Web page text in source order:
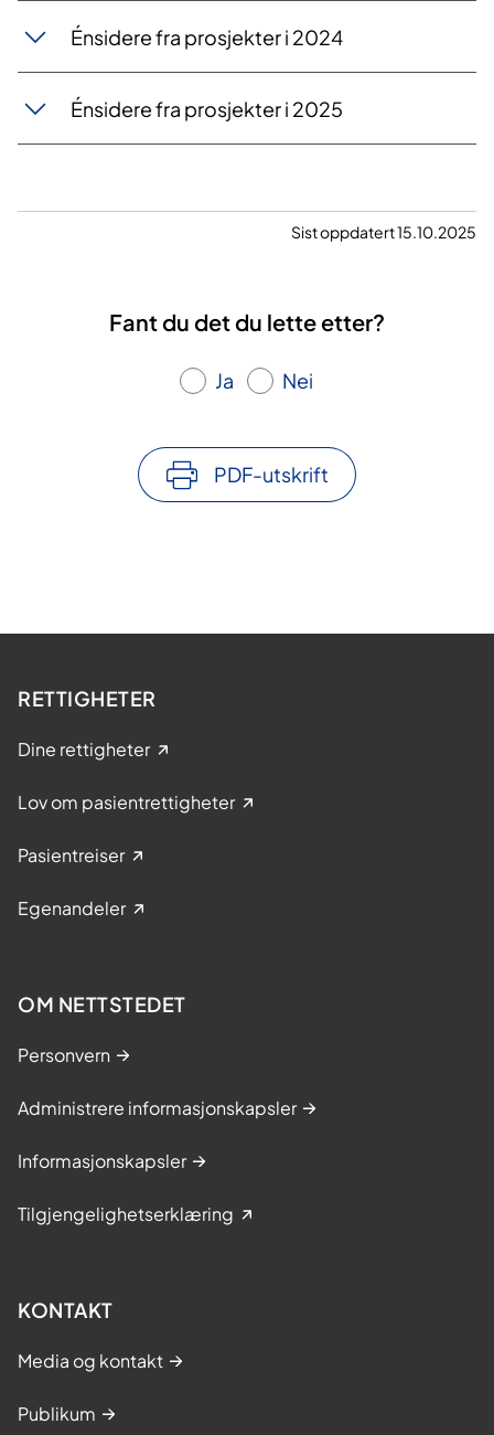
Énsidere fra prosjekter i 2024
Énsidere fra prosjekter i 2025
Sist oppdatert 15.10.2025
Fant du det du lette etter?
Ja Nei
PDF-utskrift
RETTIGHETER
Dine rettigheter
Lov om pasientrettigheter
Pasientreiser
Egenandeler
OM NETTSTEDET
Personvern
Administrere informasjonskapsler
Informasjonskapsler
Tilgjengelighetserklæring
KONTAKT
Media og kontakt
Publikum